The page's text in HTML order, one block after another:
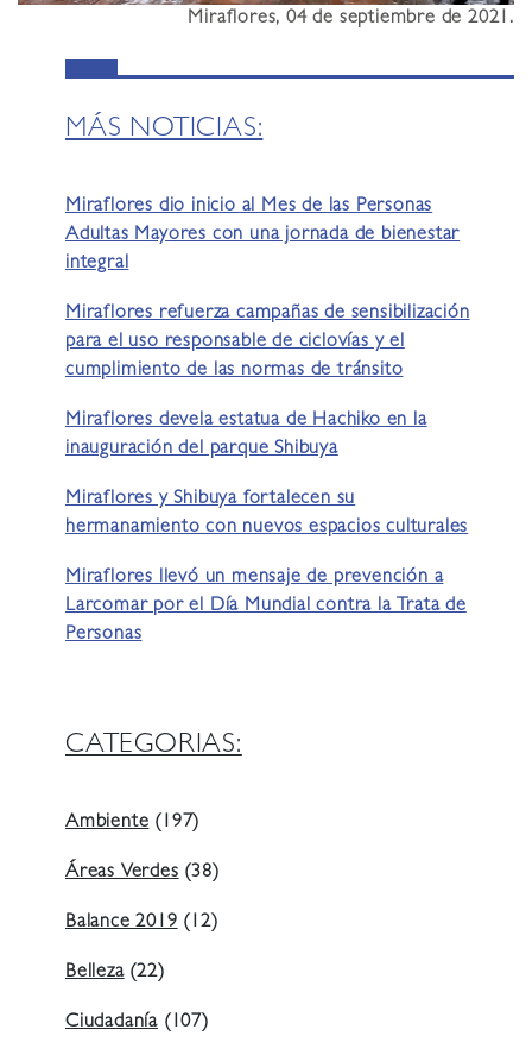
Miraflores, 04 de septiembre de 2021.
MÁS NOTICIAS:
Miraflores dio inicio al Mes de las Personas
Adultas Mayores con una jornada de bienestar
integral
Miraflores refuerza campañas de sensibilización
para el uso responsable de ciclovías y el
cumplimiento de las normas de tránsito
Miraflores devela estatua de Hachiko en la
inauguración del parque Shibuya
Miraflores y Shibuya fortalecen su
hermanamiento con nuevos espacios culturales
Miraflores llevó un mensaje de prevención a
Larcomar por el Día Mundial contra la Trata de
Personas
CATEGORIAS:
Ambiente (197)
Áreas Verdes (38)
Balance 2019 (12)
Belleza(22)
Ciudadanía (107)